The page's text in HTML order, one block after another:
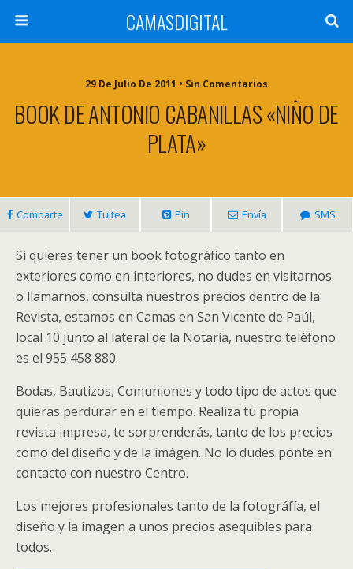
CAMASDIGITAL
29 De Julio De 2011 • Sin Comentarios
BOOK DE ANTONIO CABANILLAS «NIÑO DE
PLATA»
Comparte Tuitea Pin Envía SMS
Si quieres tener un book fotográfico tanto en
exteriores como en interiores, no dudes en visitarnos
o llamarnos, consulta nuestros precios dentro de la
Revista, estamos en Camas en San Vicente de Paúl,
local 10 junto al lateral de la Notaría, nuestro teléfono
es el 955 458 880.
Bodas, Bautizos, Comuniones y todo tipo de actos que
quieras perdurar en el tiempo. Realiza tu propia
revista impresa, te sorprenderás, tanto de los precios
como del diseño y de la imágen. No lo dudes ponte en
contacto con nuestro Centro.
Los mejores profesionales tanto de la fotográfía, el
diseño y la imagen a unos precios asequibles para
todos.